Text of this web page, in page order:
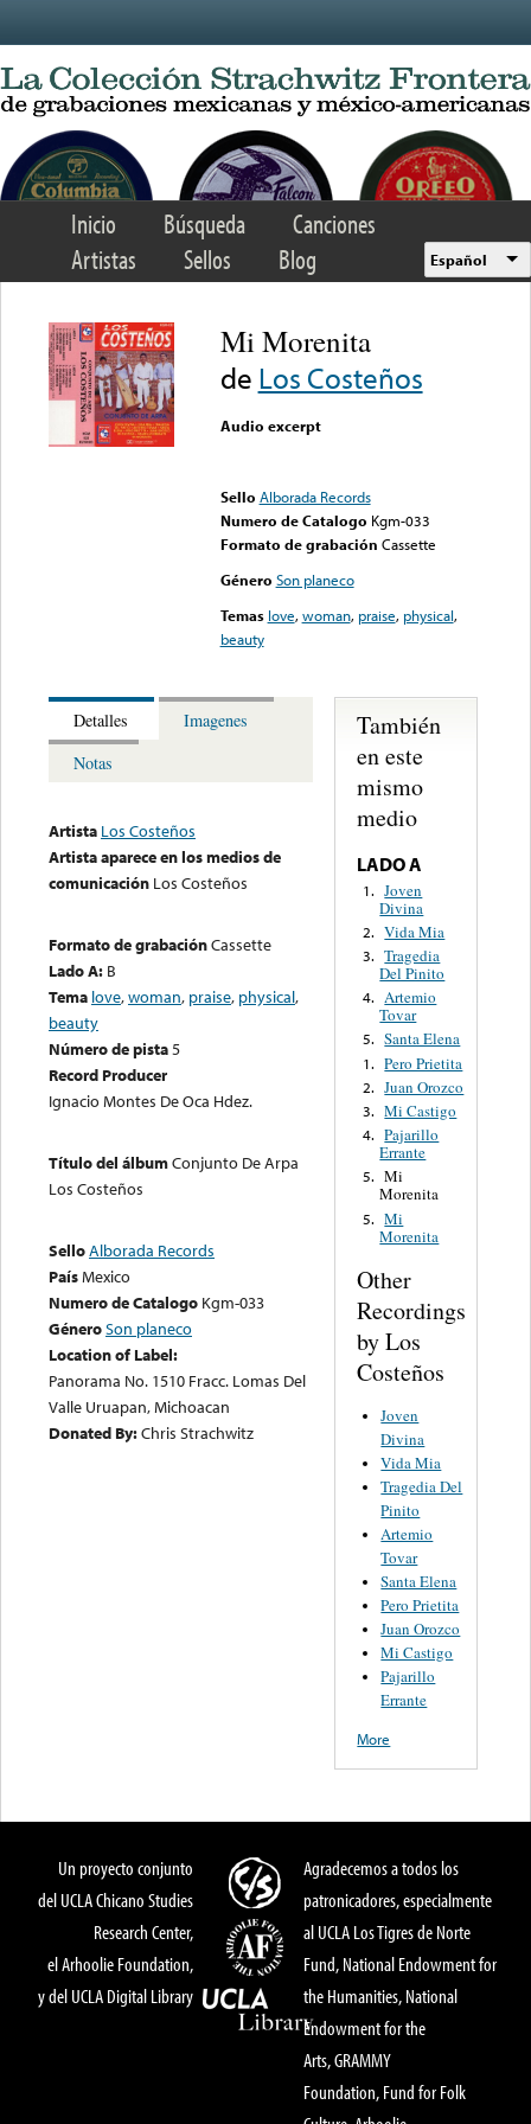
Inicio Búsqueda
Canciones
Artistas
Sellos Blog Español
Mi Morenita
de Los Costeños
Audio excerpt
Sello Alborada Records
Numero de Catalogo Kgm-033
Formato de grabación Cassette
Género Son planeco
Temas love,woman, praise, physical,
beauty
Detalles
Imagenes
Notas
Artista Los Costeños
Artista aparece en los medios de
comunicación Los Costeños
Formato de grabaciónCassette
Lado A: B
Tema love,woman, praise, physical,
beauty
Número de pista5
Record Producer
Ignacio Montes De Oca Hdez.
Título del álbumConjunto De Arpa
Los Costeños
SelloAlborada Records
PaísMexico
Numero de Catalogo Kgm-033
GéneroSon planeco
Location of Label:
Panorama No. 1510 Fracc. Lomas Del
Valle Uruapan, Michoacan
Donated By:Chris Strachwitz
También
en este
mismo
medio
LADO A
1. Joven
Divina
2. Vida Mia
3. Tragedia
Del Pinito
4. Artemio
Tovar
5. Santa Elena
1. Pero Prietita
2. Juan Orozco
3. Mi Castigo
4. Pajarillo
Errante
5. Mi
Morenita
5. Mi
Morenita
Other
Recordings
by Los
Costeños
Joven
Divina
Vida Mia
Tragedia Del
Pinito
Artemio
Tovar
Santa Elena
Pero Prietita
Juan Orozco
Mi Castigo
Pajarillo
Errante
More
Un proyecto conjunto
del UCLA Chicano Studies
Research Center,
el Arhoolie Foundation,
y del UCLA Digital Library
Agradecemos a todos los
patronicadores, especialmente
al UCLA Los Tigres de Norte
Fund, National Endowment for
the Humanities, National
Endowment for the
Arts, GRAMMY
Foundation, Fund for Folk